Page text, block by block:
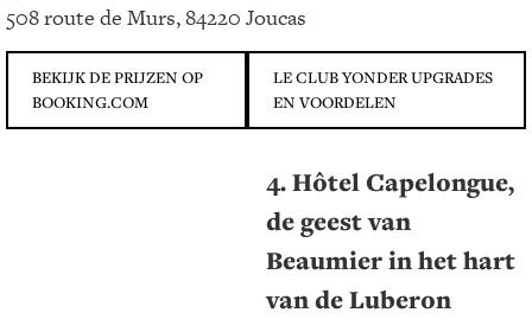
508 route de Murs, 84220 Joucas
BEKIJK DE PRIJZEN OP
BOOKING.COM
LE CLUB YONDER UPGRADES
EN VOORDELEN
4. Hôtel Capelongue,
de geest van
Beaumier in het hart
van de Luberon